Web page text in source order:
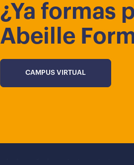
¿Ya formas
Abeille
CAMPUS VIRTUAL